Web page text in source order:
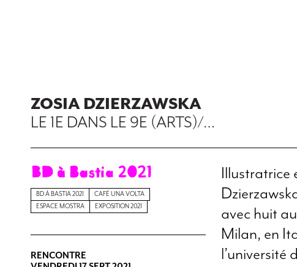
ZOSIA DZIERZAWSKA
LE 1E DANS LE 9E (ARTS)/…
BD À BASTIA 2021
CAFÉ UNA VOLTA
ESPACE MOSTRA
EXPOSITION 2021
RENCONTRE
Illustratrice
avec huit
Milan, en
l’université